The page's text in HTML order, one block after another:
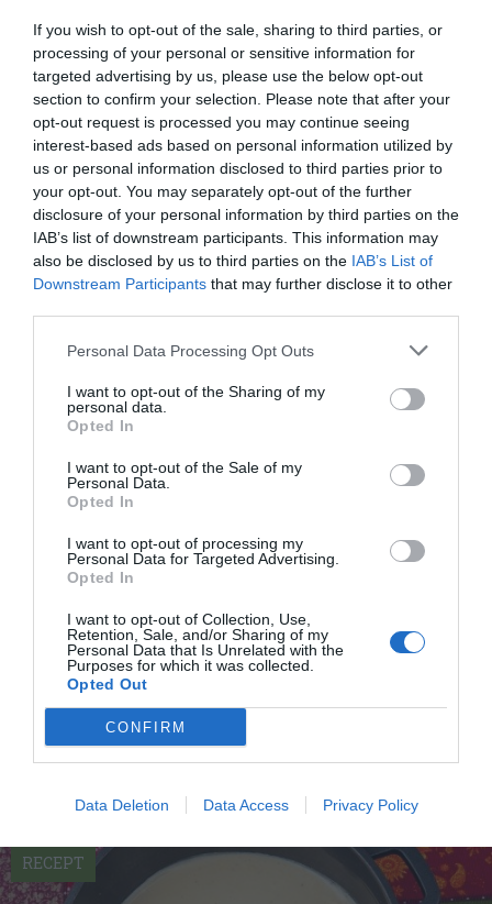
If you wish to opt-out of the sale, sharing to third parties, or
processing of your personal or sensitive information for
targeted advertising by us, please use the below opt-out
section to confirm your selection. Please note that after your
opt-out request is processed you may continue seeing
interest-based ads based on personal information utilized by
us or personal information disclosed to third parties prior to
your opt-out. You may separately opt-out of the further
disclosure of your personal information by third parties on the
IAB’s list of downstream participants. This information may
also be disclosed by us to third parties on the IAB’s List of
Downstream Participants that may further disclose it to other
Personal Data Processing Opt Outs
I want to opt-out of the Sharing of my
personal data.
Opted In
I want to opt-out of the Sale of my
Personal Data.
Opted In
I want to opt-out of processing my
Personal Data for Targeted Advertising.
Opted In
I want to opt-out of Collection, Use,
Retention, Sale, and/or Sharing of my
Personal Data that Is Unrelated with the
Purposes for which it was collected.
Opted Out
CONFIRM
Data Deletion Data Access Privacy Policy
restauranghögskolan i Grythyttan. På denna sida
delar jag med mig av tusentals olika recept för alla
smaker - noviser som hemmakockar. Alla recept
har jag provlagat, skrivit och fotat så att du ska
kunna laga dem med bästa resultat hemma. Läs mer
om mig.
Tillbehör och liknande:
Bechamelsås eller vit sås
Bechamelsås är en vit sås med mjölk, smör, grädde
och vetemjöl. Användning Bechamelsås används
RECEPT